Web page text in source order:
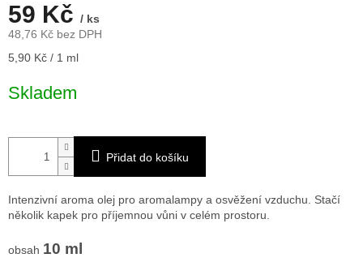
59 Kč / ks
48,76 Kč bez DPH
Měrná
5,90 Kč / 1 ml
Skladem
Přidat do košíku
Intenzivní aroma olej pro aromalampy a osvěžení vzduchu. Stačí
několik kapek pro příjemnou vůni v celém prostoru.
obsah 10 ml